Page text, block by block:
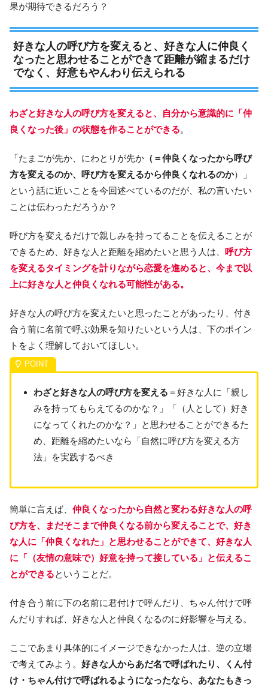
果が期待できるだろう？
好きな人の呼び方を変えると、好きな人に仲良く
なったと思わせることができて距離が縮まるだけ
でなく、好意もやんわり伝えられる
わざと好きな人の呼び方を変えると、自分から意識的に「仲
良くなった後」の状態を作ることができる。
「たまごが先か、にわとりが先か （＝仲良くなったから呼び
方を変えるのか、呼び方を変えるから仲良くなれるのか）」
という話に近いことを今回述べているのだが、私の言いたい
ことは伝わっただろうか？
呼び方を変えるだけで親しみを持ってることを伝えることが
できるため、好きな人と距離を縮めたいと思う人は、 呼び方
を変えるタイミングを計りながら恋愛を進めると、今まで以
上に好きな人と仲良くなれる可能性がある。
好きな人の呼び方を変えたいと思ったことがあったり、付き
合う前に名前で呼ぶ効果を知りたいという人は、下のポイン
トをよく理解しておいてほしい。
わざと好きな人の呼び方を変える ＝好きな人に「親し
みを持ってもらえてるのかな？」「（人として）好き
になってくれたのかな？」と思わせることができるた
め、距離を縮めたいなら「自然に呼び方を変える方
法」を実践するべき
簡単に言えば、 仲良くなったから自然と変わる好きな人の呼
び方を、まだそこまで仲良くなる前から変えることで、好き
な人に「仲良くなれた」と思わせることができて、好きな人
に「（友情の意味で）好意を持って接している」と伝えるこ
とができるということだ。
付き合う前に下の名前に君付けで呼んだり、ちゃん付けで呼
んだりすれば、好きな人と仲良くなるのに好影響を与える。
ここであまり具体的にイメージできなかった人は、逆の立場
で考えてみよう。 好きな人からあだ名で呼ばれたり、くん付
け・ちゃん付けで呼ばれるようになったなら、あなたもきっ